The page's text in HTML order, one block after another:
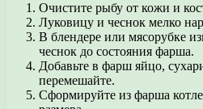
Очистите рыбу от кожи и
Луковицу и чеснок мелко
В блендере или мясорубке
чеснок до состояния фарша.
Добавьте в фарш яйцо,
перемешайте.
Сформируйте из фарша